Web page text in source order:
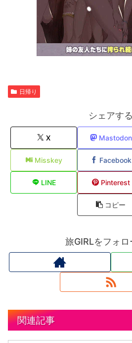
日帰り
シェアする
X Mastodon
Misskey Facebook
LINE Pinterest
コピー
旅GIRLをフォロ
関連記事